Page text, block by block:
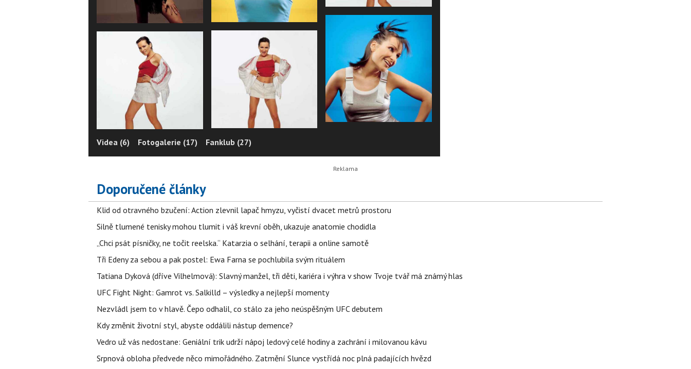
Videa (6) Fotogalerie (17) Fanklub (27)
Doporučené články
Klid od otravného bzučení: Action zlevnil lapač hmyzu, vyčistí dvacet metrů prostoru
Silně tlumené tenisky mohou tlumit i váš krevní oběh, ukazuje anatomie chodidla
„Chci psát písničky, ne točit reelska.“ Katarzia o selhání, terapii a online samotě
Tři Edeny za sebou a pak postel: Ewa Farna se pochlubila svým rituálem
Tatiana Dyková (dříve Vilhelmová): Slavný manžel, tři děti, kariéra i výhra v show Tvoje tvář má známý hlas
UFC Fight Night: Gamrot vs. Salkilld – výsledky a nejlepší momenty
Nezvládl jsem to v hlavě. Čepo odhalil, co stálo za jeho neúspěšným UFC debutem
Kdy změnit životní styl, abyste oddálili nástup demence?
Vedro už vás nedostane: Geniální trik udrží nápoj ledový celé hodiny a zachrání i milovanou kávu
Srpnová obloha předvede něco mimořádného. Zatmění Slunce vystřídá noc plná padajících hvězd